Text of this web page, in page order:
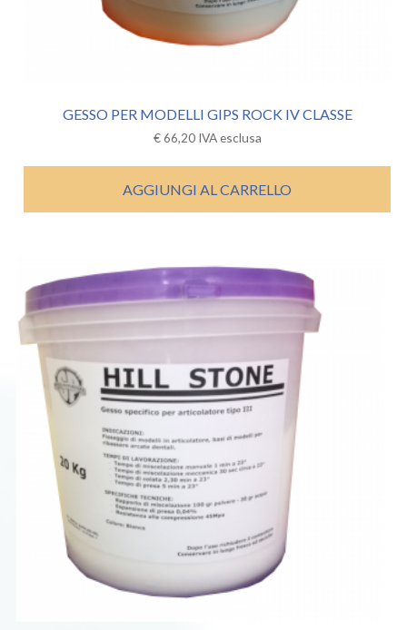
GESSO PER MODELLI GIPS ROCK IV CLASSE
€66,20 IVA esclusa
AGGIUNGI AL CARRELLO